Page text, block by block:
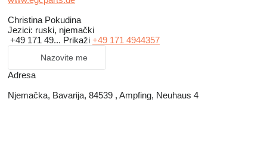
Christina Pokudina
Jezici: ruski, njemački
+49 171 49... Prikaži +49 171 4944357
Nazovite me
Adresa
Njemačka, Bavarija, 84539 , Ampfing, Neuhaus 4